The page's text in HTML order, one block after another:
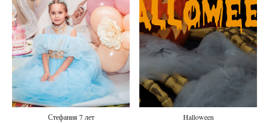
Стефания 7 лет Halloween